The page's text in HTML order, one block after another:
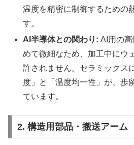
温度を精密に制御するための
す。
AI半導体との関わり: AI用の
めて微細なため、加工中にウ
許されません。セラミックス
度」と「温度均一性」が、歩
ています。
2. 構造用部品・搬送アーム